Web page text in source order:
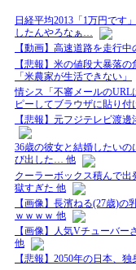
日経平均2013「1万円です
したんやろなぁ…
【動画】高速道路を走行
【悲報】米の値段大暴落
「米農家が生活できない」
情シス「不審メールのURL
ピーしてブラウザに貼り付
【悲報】元フジテレビ渡
36歳の彼女と結婚したい
び出した… 他
クーラーボックス積んで
獄すぎた 他
【画像】長濱ねる(27歳)
ｗｗｗｗ 他
【画像】人気Vチューバ
他
【悲報】2050年の日本、